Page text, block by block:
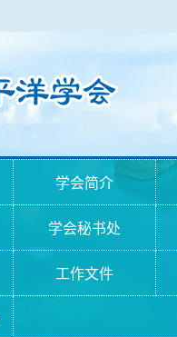
学会简介
学会秘书处
工作文件